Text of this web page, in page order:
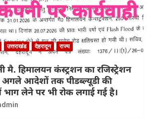
उत्तराखंड देहरादून राज्य
मै. हिमालयन कंस्ट्रशन का रजिस्ट्रेशन
अगले आदेशों तक पीडब्ल्यूडी की
में भाग लेने पर भी रोक लगाई गई है।